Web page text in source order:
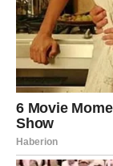
Visok sadržaj
protiv infekcija.
slobodnih
Poboljšava